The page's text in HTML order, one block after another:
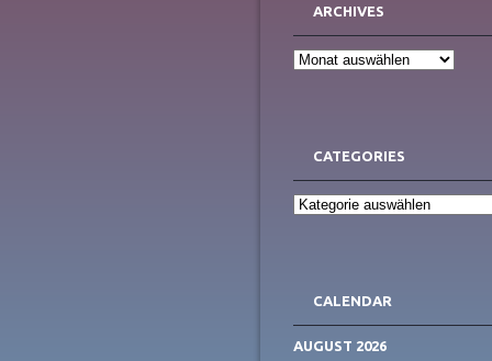
ARCHIVES
Archives
CATEGORIES
Categories
CALENDAR
AUGUST 2026